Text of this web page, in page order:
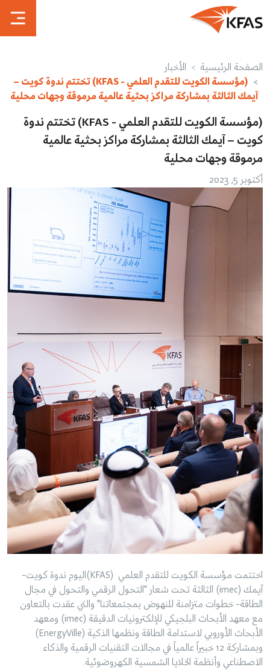
الصفحة الرئيسية
الأخبار
(مؤسسة الكويت للتقدم العلمي - KFAS) تختتم ندوة كويت –
آيمك الثالثة بمشاركة مراكز بحثية عالمية مرموقة وجهات محلية
(مؤسسة الكويت للتقدم العلمي - KFAS) تختتم ندوة
كويت – آيمك الثالثة بمشاركة مراكز بحثية عالمية
مرموقة وجهات محلية
أكتوبر 5, 2023
اختتمت مؤسسة الكويت للتقدم العلمي (KFAS)اليوم ندوة كويت-
آيمك (imec) الثالثة تحت شعار "التحول الرقمي والتحول في مجال
الطاقة- خطوات متزامنة للنهوض بمجتمعاتنا" والتي عقدت بالتعاون
مع معهد الأبحاث البلجيكي للإلكترونيات الدقيقة (imec) ومعهد
الأبحاث الأوروبي لاستدامة الطاقة ونظمها الذكية (EnergyVille)
وبمشاركة 12 خبيراً عالمياً في مجالات التقنيات الرقمية والذكاء
الاصطناعي وأنظمة الخلايا الشمسية الكهروضوئية.